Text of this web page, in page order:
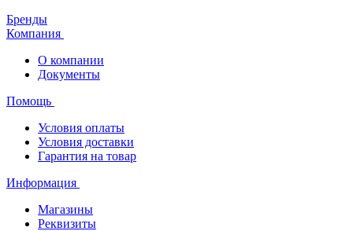
Бренды
Компания
О компании
Документы
Помощь
Условия оплаты
Условия доставки
Гарантия на товар
Информация
Магазины
Реквизиты